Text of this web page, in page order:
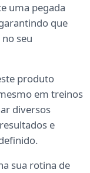
uma pegada
que
seu
produto
em treinos
diversos
e
sua rotina de